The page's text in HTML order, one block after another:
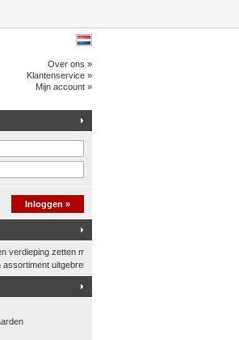
Over ons »
Klantenservice »
Mijn account »
Inloggen »
verdieping zetten met een palletkantelhek
uitgebreid